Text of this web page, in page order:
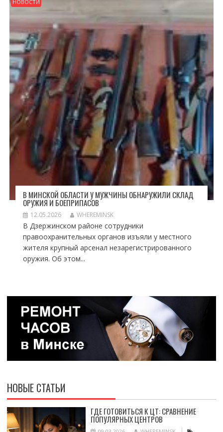
НОВОСТИ
В МИНСКОЙ ОБЛАСТИ У МУЖЧИНЫ ОБНАРУЖИЛИ СКЛАД
ОРУЖИЯ И БОЕПРИПАСОВ
12.05.2026 WHEREMINSK
В Дзержинском районе сотрудники
правоохранительных органов изъяли у местного
жителя крупный арсенал незарегистрированного
оружия. Об этом...
НОВЫЕ СТАТЬИ
ГДЕ ГОТОВИТЬСЯ К ЦТ: СРАВНЕНИЕ
ПОПУЛЯРНЫХ ЦЕНТРОВ